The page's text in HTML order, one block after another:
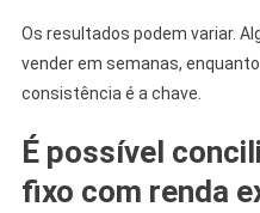
Os resultados podem variar.
vender em semanas,
consistência é a chave.
É possível
fixo com renda